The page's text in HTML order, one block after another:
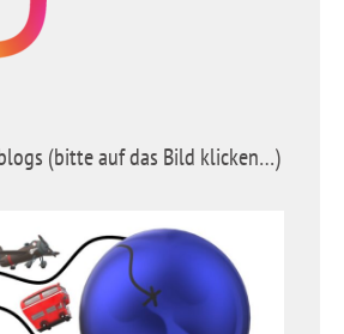
(bitte auf das Bild klicken…)